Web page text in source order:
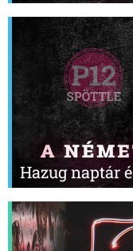
Hazug naptár